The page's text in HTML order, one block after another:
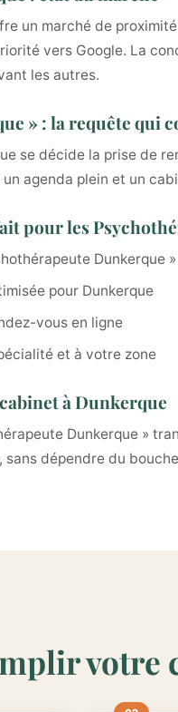
un marché de
vers Google. La
les autres.
» : la requête qui
se décide la prise de
agenda plein et un
pour les
Dunkerque
pour Dunkerque
vous en ligne
et à votre zone
à Dunkerque
Dunkerque »
dépendre du
votre